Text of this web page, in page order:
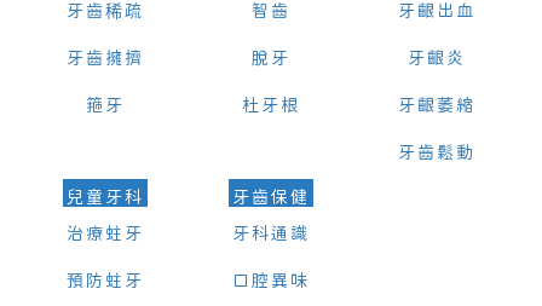
牙齒稀疏
牙齒擁擠
箍牙
智齒
脫牙
杜牙根
牙齦出血
牙齦炎
牙齦萎縮
牙齒鬆動
兒童牙科
治療蛀牙
預防蛀牙
牙齒保健
牙科通識
口腔異味